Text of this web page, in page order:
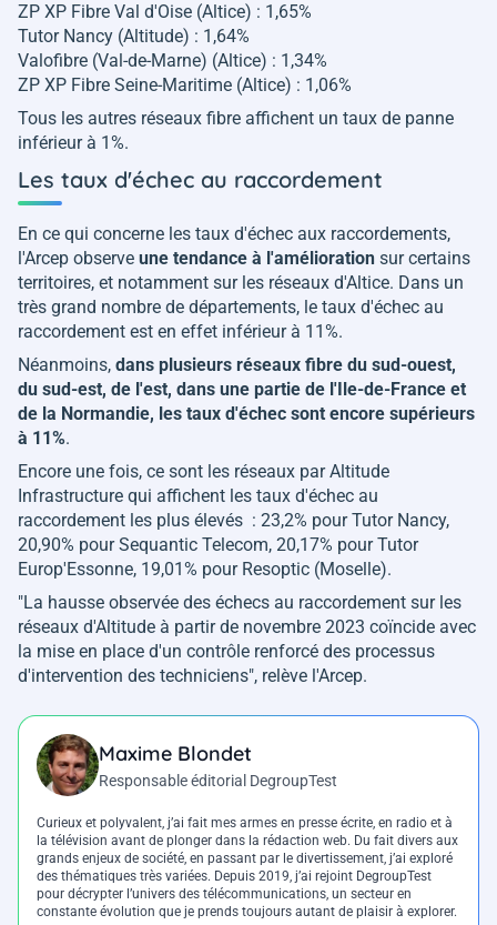
ZP XP Fibre Val d'Oise (Altice) : 1,65%
Tutor Nancy (Altitude) : 1,64%
Valofibre (Val-de-Marne) (Altice) : 1,34%
ZP XP Fibre Seine-Maritime (Altice) : 1,06%
Tous les autres réseaux fibre affichent un taux de panne
inférieur à 1%.
Les taux d'échec au raccordement
En ce qui concerne les taux d'échec aux raccordements,
l'Arcep observe une tendance à l'amélioration sur certains
territoires, et notamment sur les réseaux d'Altice. Dans un
très grand nombre de départements, le taux d'échec au
raccordement est en effet inférieur à 11%.
Néanmoins, dans plusieurs réseaux fibre du sud-ouest,
du sud-est, de l'est, dans une partie de l'Ile-de-France et
de la Normandie, les taux d'échec sont encore supérieurs
à 11%.
Encore une fois, ce sont les réseaux par Altitude
Infrastructure qui affichent les taux d'échec au
raccordement les plus élevés : 23,2% pour Tutor Nancy,
20,90% pour Sequantic Telecom, 20,17% pour Tutor
Europ'Essonne, 19,01% pour Resoptic (Moselle).
"La hausse observée des échecs au raccordement sur les
réseaux d'Altitude à partir de novembre 2023 coïncide avec
la mise en place d'un contrôle renforcé des processus
d'intervention des techniciens", relève l'Arcep.
Maxime Blondet
Responsable éditorial DegroupTest
Curieux et polyvalent, j’ai fait mes armes en presse écrite, en radio et à
la télévision avant de plonger dans la rédaction web. Du fait divers aux
grands enjeux de société, en passant par le divertissement, j’ai exploré
des thématiques très variées. Depuis 2019, j’ai rejoint DegroupTest
pour décrypter l’univers des télécommunications, un secteur en
constante évolution que je prends toujours autant de plaisir à explorer.